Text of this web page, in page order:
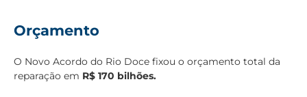
Orçamento
O Novo Acordo do Rio Doce fixou o orçamento total da
reparação em R$ 170 bilhões.